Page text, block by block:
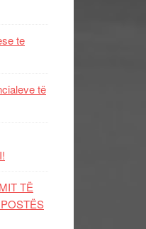
te
të
TË